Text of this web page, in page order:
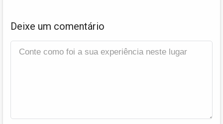
Deixe um comentário